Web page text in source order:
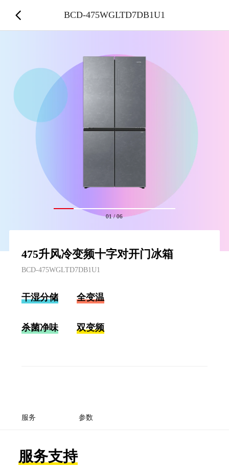
01/06
475升风冷变频十字对开门冰箱
BCD-475WGLTD7DB1U1
干湿分储 全变温
杀菌净味 双变频
服务 参数
服务支持
BCD-475WGLTD7DB1U1